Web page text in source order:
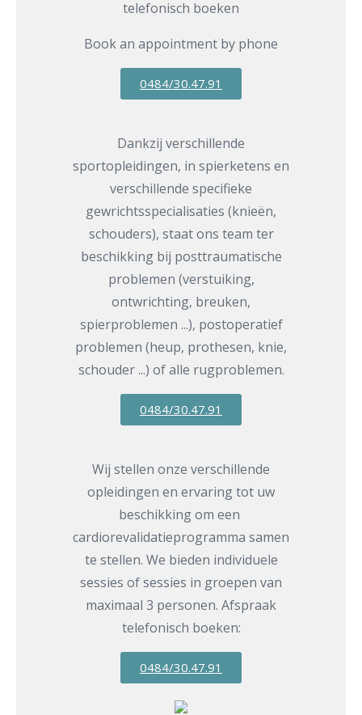
telefonisch boeken
Book an appointment by phone
0484/30.47.91
Dankzij verschillende
sportopleidingen, in spierketens en
verschillende specifieke
gewrichtsspecialisaties (knieën,
schouders), staat ons team ter
beschikking bij posttraumatische
problemen (verstuiking,
ontwrichting, breuken,
spierproblemen ...), postoperatief
problemen (heup, prothesen, knie,
schouder ...) of alle rugproblemen.
0484/30.47.91
Wij stellen onze verschillende
opleidingen en ervaring tot uw
beschikking om een ​​
cardiorevalidatieprogramma samen
te stellen. We bieden individuele
sessies of sessies in groepen van
maximaal 3 personen. Afspraak
telefonisch boeken:
0484/30.47.91